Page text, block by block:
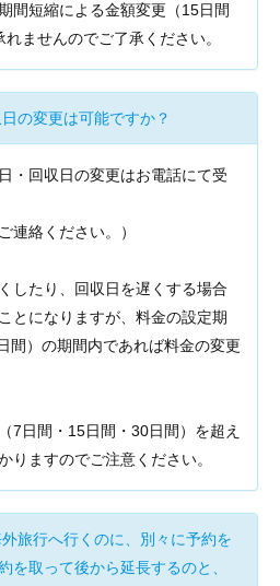
間短縮による金額変更（15日間
ませんのでご了承ください。
の変更は可能ですか？
・回収日の変更はお電話にて受
連絡ください。）
したり、回収日を遅くする場合
とになりますが、料金の設定期
間）の期間内であれば料金の変更
7日間・15日間・30日間）を超え
りますのでご注意ください。
旅行へ行くのに、別々に予約を
を取って後から延長するのと、